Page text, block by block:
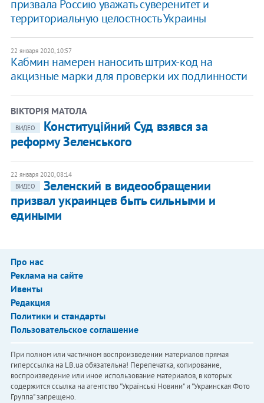
призвала Россию уважать суверенитет и
территориальную целостность Украины
22 января 2020, 10:57
Кабмин намерен наносить штрих-код на
акцизные марки для проверки их подлинности
ВІКТОРІЯ МАТОЛА
ВИДЕО
Конституційний Суд взявся за
реформу Зеленського
22 января 2020, 08:14
ВИДЕО
Зеленский в видеообращении
призвал украинцев быть сильными и
едиными
Про нас
Реклама на сайте
Ивенты
Редакция
Политики и стандарты
Пользовательское соглашение
При полном или частичном воспроизведении материалов прямая
гиперссылка на LB.ua обязательна! Перепечатка, копирование,
воспроизведение или иное использование материалов, в которых
содержится ссылка на агентство "Українськi Новини" и "Украинская Фото
Группа" запрещено.